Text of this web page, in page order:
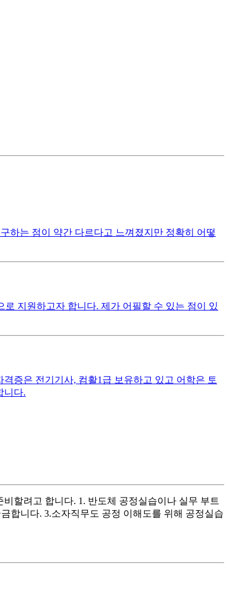
하는 점이 약간 다르다고 느껴졌지만 정확히 어떻
지원하고자 합니다. 제가 어필할 수 있는 점이 있
증은 전기기사, 컴활1급 보유하고 있고 어학은 토
니다.
할려고 합니다. 1. 반도체 공정실습이나 실무 부트
합니다. 3.소자직무도 공정 이해도를 위해 공정실습